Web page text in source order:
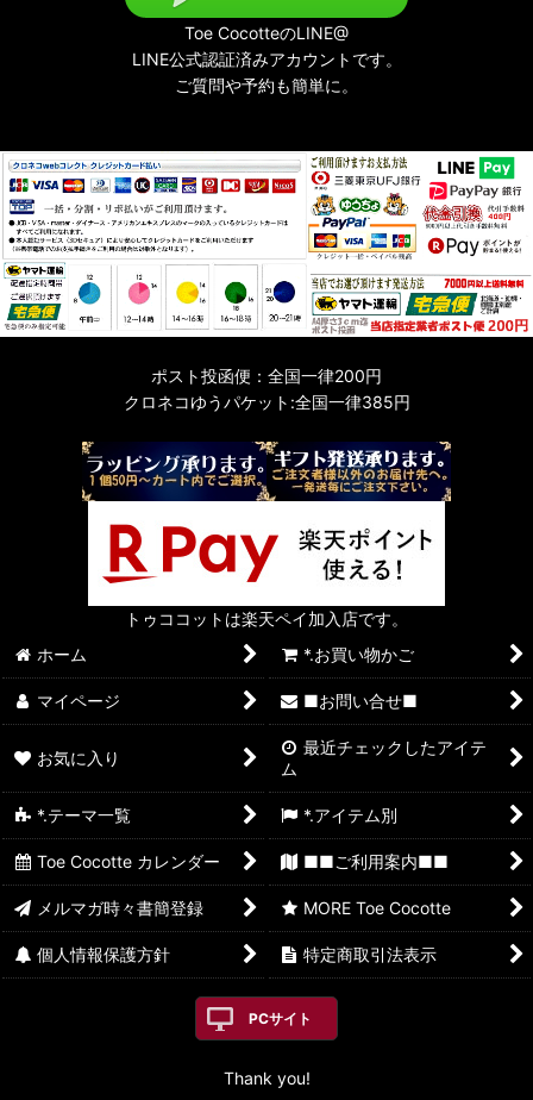
Toe CocotteのLINE@
LINE公式認証済みアカウントです。
ご質問や予約も簡単に。
ポスト投函便：全国一律200円
クロネコゆうパケット:全国一律385円
トゥココットは楽天ペイ加入店です。
ホーム
*.お買い物かご
マイページ ■お問い合せ■
お気に入り
最近チェックしたアイテ
ム
*.テーマ一覧 *.アイテム別
Toe Cocotte カレンダー ■■ご利用案内■■
メルマガ時々書簡登録 MORE Toe Cocotte
個人情報保護方針 特定商取引法表示
PCサイト
Thank you!